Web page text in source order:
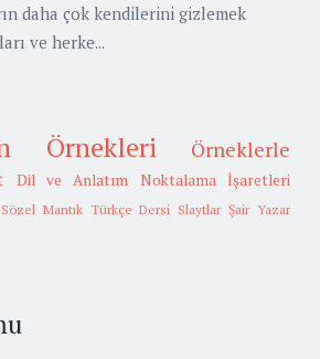
daha çok kendilerini gizlemek
ve herke...
Örnekleri
Örneklerle
Dil ve Anlatım
Noktalama İşaretleri
Mantık Türkçe Dersi Slaytlar Şair Yazar